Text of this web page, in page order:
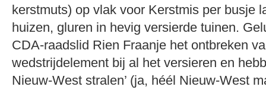
kerstmuts) op vlak voor Kerstmis per busje
huizen, gluren in hevig versierde tuinen.
CDA-raadslid Rien Fraanje het ontbreken
wedstrijdelement bij al het versieren en
Nieuw-West stralen’ (ja, héél Nieuw-West